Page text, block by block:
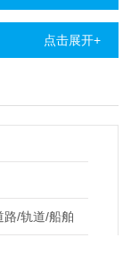
点击展开+
路/轨道/船舶